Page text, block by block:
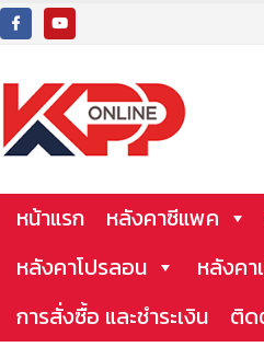
หน้าแรก หลังคาซีแพค
หลังคาโปรลอน
หลังค
การสั่งซื้อ และชำระเงิน
ติด